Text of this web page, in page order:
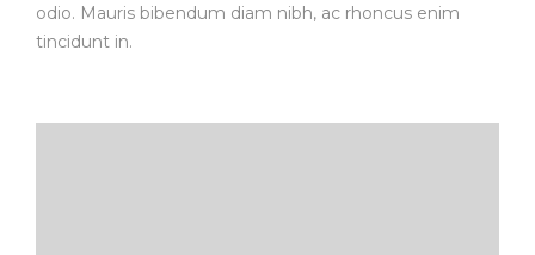
odio. Mauris bibendum diam nibh, ac rhoncus enim
tincidunt in.